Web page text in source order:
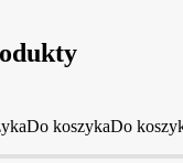
Do koszykaDo